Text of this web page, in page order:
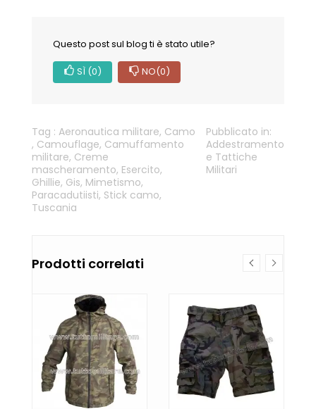
Questo post sul blog ti è stato utile?
SÌ (0) NO(0)
Tag : Aeronautica militare, Camo
, Camouflage, Camuffamento
militare, Creme
mascheramento, Esercito,
Ghillie, Gis, Mimetismo,
Paracadutiisti, Stick camo,
Tuscania
Pubblicato in:
Addestramento
e Tattiche
Militari
Prodotti correlati